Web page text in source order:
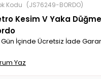
Kodu (JS76249-BORDO)
Kesim V Yaka
İçinde Ücretsiz İade
Yaz